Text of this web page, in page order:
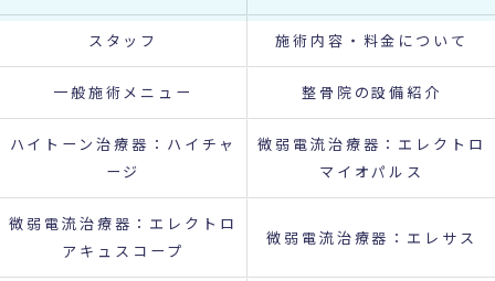
スタッフ 施術内容・料金について
一般施術メニュー 整骨院の設備紹介
ハイトーン治療器：ハイチャ
ージ
微弱電流治療器：エレクトロ
マイオパルス
微弱電流治療器：エレクトロ
アキュスコープ
微弱電流治療器：エレサス